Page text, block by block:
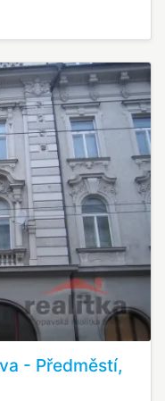
- Předměstí,